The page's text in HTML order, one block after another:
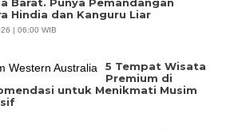
Barat. Punya Pemandangan
Hindia dan Kanguru Liar
| 06:00 WIB
5 Tempat Wisata
Premium di
untuk Menikmati Musim